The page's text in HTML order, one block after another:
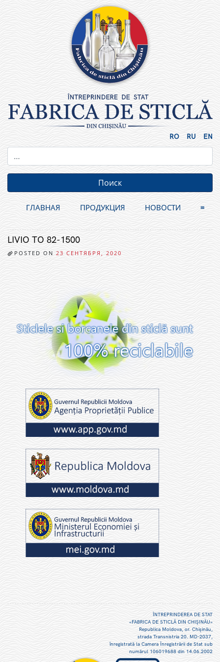
RO RU EN
ГЛАВНАЯ ПРОДУКЦИЯ НОВОСТИ ≡
LIVIO TO 82-1500
POSTED ON 23 СЕНТЯБРЯ, 2020
ÎNTREPRINDEREA DE STAT
«FABRICA DE STICLĂ DIN CHIŞINĂU»
Republica Moldova, or. Chişinău,
strada Transnistria 20. MD-2037,
înregistrată la Camera Înregistrării de Stat sub
numărul 106019688 din 14.06.2002